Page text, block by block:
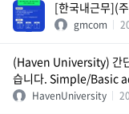
[한국내근무](
gmcom
(Haven University) 간
습니다. Simple/Basic
HavenUniversity